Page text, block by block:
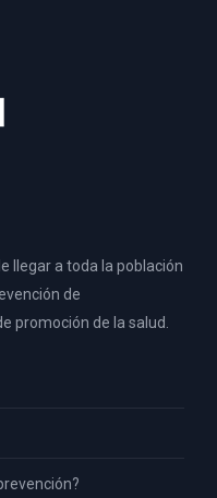
llegar a toda la población
de
promoción de la salud.